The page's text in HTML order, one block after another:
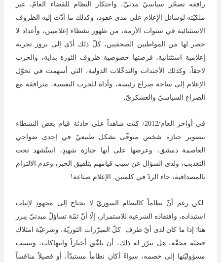
رافقه تصحّر سياسيّ مدنيّ، واحتكار النظام للفضاء العامّ، عبر
ملكيّته لوسائل الإعلام على مدى عقود، وكذلك ما أدّت إليه الظروف
الاستثنائية في سنوات الأزمة، من ظهور نشطاء إعلاميين، وأعداد لا
حصر لها من المواطنين الصحفيين، كلّ ذلك أدّى إلى بروز تجربة
إعلامية استثنائية، فرضتها خصوصية ظروف الثورة بداية، والحرب
لاحقاً، وكذلك الأجندات والتدخّلات الدولية، التي أسهمت في تحوّل
الإعلام إلى ساحة صراع رئيسة، وأداة للحرب النفسية، مترافقة مع
الصراع السياسيّ والعسكريّ.
في أواخر العام/2012/ كنت شاهداً على حادثة قيام بعض النشطاء
بتصوير جنازة شخص متوفّى بشكل طبيعيّ في إحدى ضواحي
العاصمة دمشق، وعرضها على أنها جنازة شهيدٍ، استُشهد تحت
التعذيب، ولدى السؤال عن سبب قيامهم بتلفيق الخبر، وعدم الالتزام
بالمصداقية، جاء الردّ في كلمتين: الإعلام صناعة!
لكن رغم أنّ نظاماً كالنظام السوريّ لا يحتاج إلى مجهودٍ لإثبات
استبداده، وافتقاده الشرعية للاستمرار، إلّا أنّ ثمّة تساؤلٌ مبدئيّ يبرز
هنا؛ إذا ما كان لدى أيّ طرف كلّ المبرّرات الثوريّة، وشرعيّة امتلاك
قضيّة محقّة، هل يبرّر له ذلك، أن يلفّق أخباراً وانتهاكات، وينسب
مسؤوليّتها إلى خصمه، سواءً أكان نظاماً مستبدّاً، أو فصيلاً منافساً